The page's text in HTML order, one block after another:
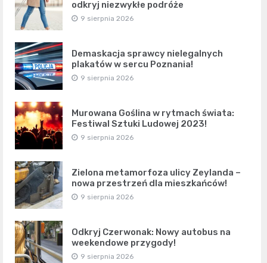
odkryj niezwykłe podróże
9 sierpnia 2026
Demaskacja sprawcy nielegalnych
plakatów w sercu Poznania!
9 sierpnia 2026
Murowana Goślina w rytmach świata:
Festiwal Sztuki Ludowej 2023!
9 sierpnia 2026
Zielona metamorfoza ulicy Zeylanda –
nowa przestrzeń dla mieszkańców!
9 sierpnia 2026
Odkryj Czerwonak: Nowy autobus na
weekendowe przygody!
9 sierpnia 2026